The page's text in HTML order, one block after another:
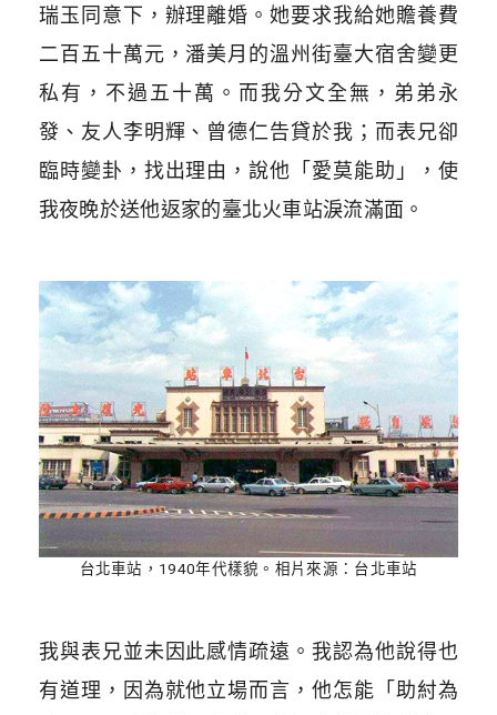
瑞玉同意下，辦理離婚。她要求我給她贍養費
二百五十萬元，潘美月的溫州街臺大宿舍變更
私有，不過五十萬。而我分文全無，弟弟永
發、友人李明輝、曾德仁告貸於我；而表兄卻
臨時變卦，找出理由，說他「愛莫能助」，使
我夜晚於送他返家的臺北火車站淚流滿面。
台北車站，1940年代樣貌。相片來源：台北車站
我與表兄並未因此感情疏遠。我認為他說得也
有道理，因為就他立場而言，他怎能「助紂為